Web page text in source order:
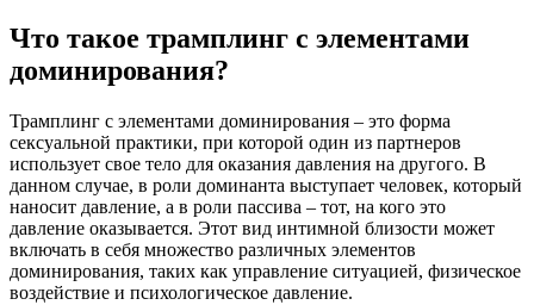
Что такое трамплинг с элементами
доминирования?
Трамплинг с элементами доминирования – это форма
сексуальной практики, при которой один из партнеров
использует свое тело для оказания давления на другого. В
данном случае, в роли доминанта выступает человек, который
наносит давление, а в роли пассива – тот, на кого это
давление оказывается. Этот вид интимной близости может
включать в себя множество различных элементов
доминирования, таких как управление ситуацией, физическое
воздействие и психологическое давление.